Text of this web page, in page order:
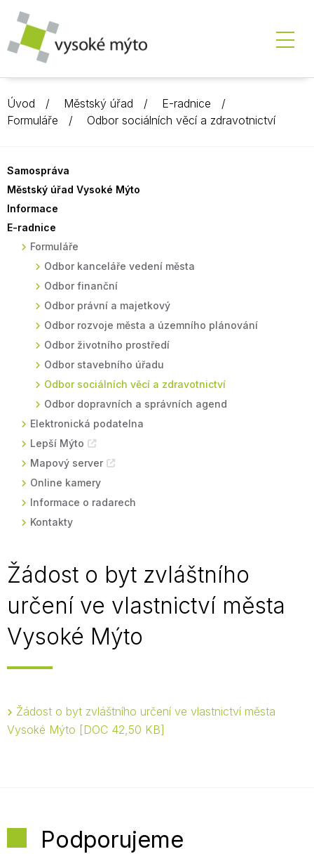
Úvod Městský úřad
E-radnice
Formuláře
Odbor sociálních věcí a zdravotnictví
Samospráva
Městský úřad Vysoké Mýto
Informace
E-radnice
Formuláře
Odbor kanceláře vedení města
Odbor finanční
Odbor právní a majetkový
Odbor rozvoje města a územního plánování
Odbor životního prostředí
Odbor stavebního úřadu
Odbor sociálních věcí a zdravotnictví
Odbor dopravních a správních agend
Elektronická podatelna
Lepší Mýto
Mapový server
Online kamery
Informace o radarech
Kontakty
Žádost o byt zvláštního
určení ve vlastnictví města
Vysoké Mýto
Žádost o byt zvláštního určení ve vlastnictví města
Vysoké Mýto
DOC 42,50 KB
Podporujeme